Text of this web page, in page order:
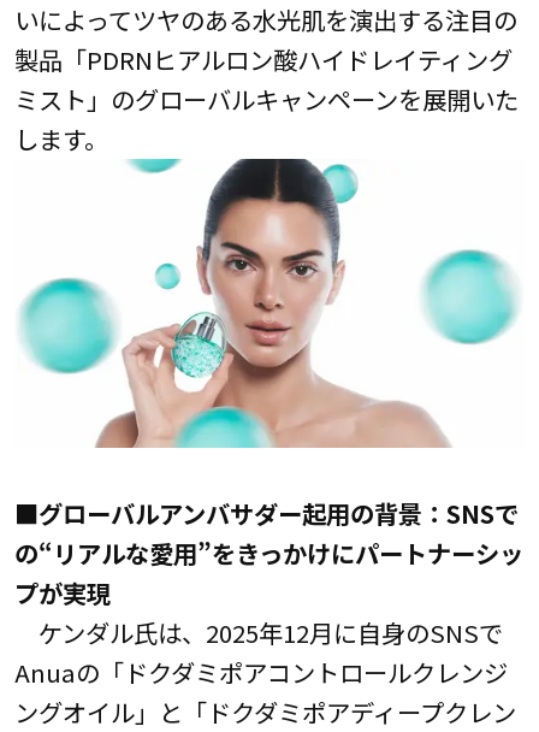
いによってツヤのある水光肌を演出する注目の
製品「PDRNヒアルロン酸ハイドレイティング
ミスト」のグローバルキャンペーンを展開いた
します。
■グローバルアンバサダー起用の背景：SNSで
の“リアルな愛用”をきっかけにパートナーシッ
プが実現
ケンダル氏は、2025年12月に自身のSNSで
Anuaの「ドクダミポアコントロールクレンジ
ングオイル」と「ドクダミポアディープクレン